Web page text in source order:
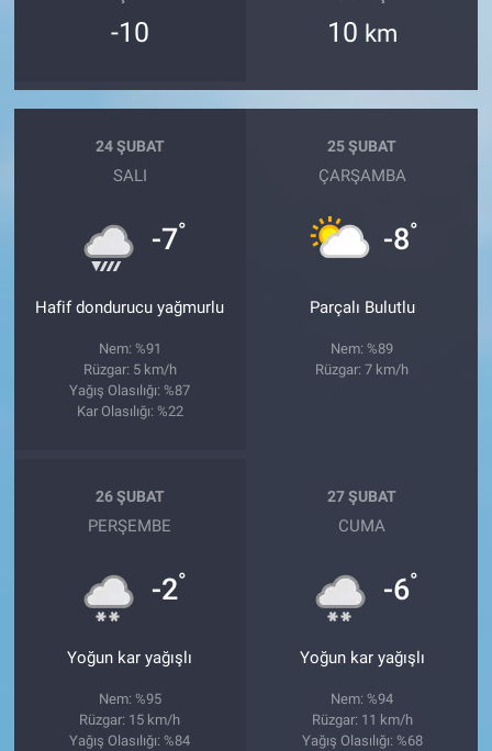
-10 10 km
24 ŞUBAT
SALI
-7°
Hafif dondurucu yağmurlu
Nem: %91
Rüzgar: 5 km/h
Yağış Olasılığı: %87
Kar Olasılığı: %22
25 ŞUBAT
ÇARŞAMBA
-8°
Parçalı Bulutlu
Nem: %89
Rüzgar: 7 km/h
26 ŞUBAT
PERŞEMBE
-2°
Yoğun kar yağışlı
Nem: %95
Rüzgar: 15 km/h
Yağış Olasılığı: %84
27 ŞUBAT
CUMA
-6°
Yoğun kar yağışlı
Nem: %94
Rüzgar: 11 km/h
Yağış Olasılığı: %68